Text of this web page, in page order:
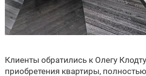
Клиенты обратились к Олегу
приобретения квартиры,